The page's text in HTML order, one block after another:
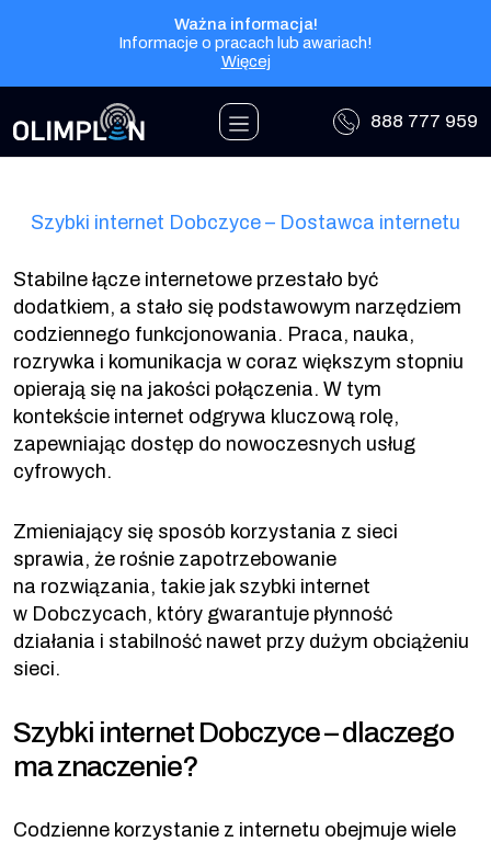
Ważna informacja!
Informacje o pracach lub awariach!
Więcej
888 777 959
Szybki internet Dobczyce – Dostawca internetu
Stabilne łącze internetowe przestało być
dodatkiem, a stało się podstawowym narzędziem
codziennego funkcjonowania. Praca, nauka,
rozrywka i komunikacja w coraz większym stopniu
opierają się na jakości połączenia. W tym
kontekście internet odgrywa kluczową rolę,
zapewniając dostęp do nowoczesnych usług
cyfrowych.
Zmieniający się sposób korzystania z sieci
sprawia, że rośnie zapotrzebowanie
na rozwiązania, takie jak szybki internet
w Dobczycach, który gwarantuje płynność
działania i stabilność nawet przy dużym obciążeniu
sieci.
Szybki internet Dobczyce – dlaczego
ma znaczenie?
Codzienne korzystanie z internetu obejmuje wiele